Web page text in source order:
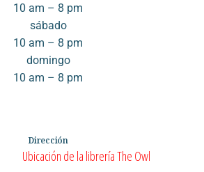
10 am – 8 pm
sábado
10 am – 8 pm
domingo
10 am – 8 pm
Dirección